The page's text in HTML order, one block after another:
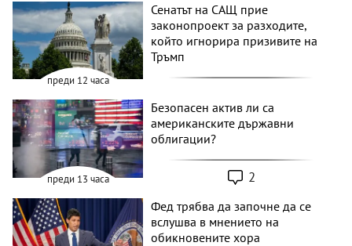
преди 12 часа
Сенатът на САЩ прие
законопроект за разходите,
който игнорира призивите на
Тръмп
преди 13 часа
Безопасен актив ли са
американските държавни
облигации?
2
Фед трябва да започне да се
вслушва в мнението на
обикновените хора